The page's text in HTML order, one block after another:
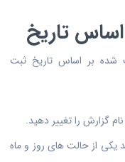
شده بر اساس تاریخ ثبت
نام گزارش را تغییر دهید.
یکی از حالت های روز و ماه